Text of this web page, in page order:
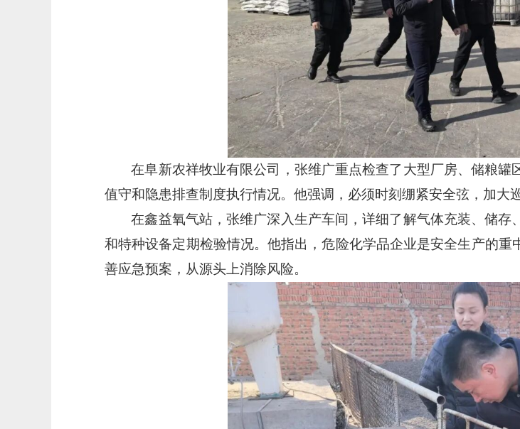
在阜新农祥牧业有限公司，张维广重点检查了大型厂房、储粮
值守和隐患排查制度执行情况。他强调，必须时刻绷紧安全弦，加大
在鑫益氧气站，张维广深入生产车间，详细了解气体充装、储
和特种设备定期检验情况。他指出，危险化学品企业是安全生产的
善应急预案，从源头上消除风险。